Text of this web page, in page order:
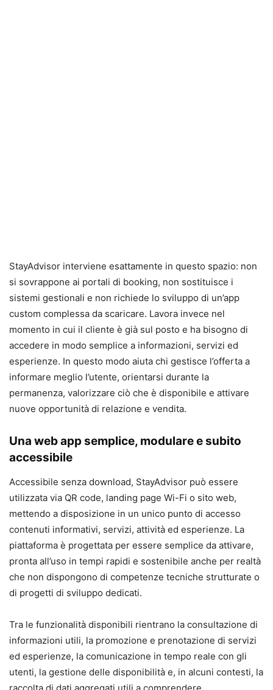
StayAdvisor interviene esattamente in questo spazio: non
si sovrappone ai portali di booking, non sostituisce i
sistemi gestionali e non richiede lo sviluppo di un’app
custom complessa da scaricare. Lavora invece nel
momento in cui il cliente è già sul posto e ha bisogno di
accedere in modo semplice a informazioni, servizi ed
esperienze. In questo modo aiuta chi gestisce l’offerta a
informare meglio l’utente, orientarsi durante la
permanenza, valorizzare ciò che è disponibile e attivare
nuove opportunità di relazione e vendita.
Una web app semplice, modulare e subito
accessibile
Accessibile senza download, StayAdvisor può essere
utilizzata via QR code, landing page Wi-Fi o sito web,
mettendo a disposizione in un unico punto di accesso
contenuti informativi, servizi, attività ed esperienze. La
piattaforma è progettata per essere semplice da attivare,
pronta all’uso in tempi rapidi e sostenibile anche per realtà
che non dispongono di competenze tecniche strutturate o
di progetti di sviluppo dedicati.
Tra le funzionalità disponibili rientrano la consultazione di
informazioni utili, la promozione e prenotazione di servizi
ed esperienze, la comunicazione in tempo reale con gli
utenti, la gestione delle disponibilità e, in alcuni contesti, la